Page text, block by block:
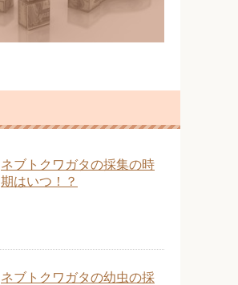
ネブトクワガタの採集の時
期はいつ！？
ネブトクワガタの幼虫の採